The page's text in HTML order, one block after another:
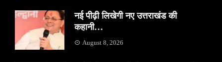
नई पीढ़ी लिखेगी नए उत्तराखंड की
कहानी…
August 8, 2026